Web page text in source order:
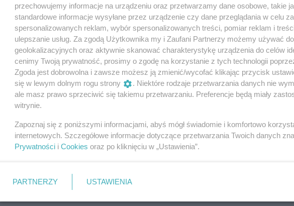
Krzysztofa Komedy
Olga Adamska
Adam Dzieciniak, Jacek Piotrowski, Adam Zych, Olga Adamska,
Filary
przechowujemy informacje na urządzeniu oraz przetwarzamy dane osobowe, takie
standardowe informacje wysyłane przez urządzenie czy dane przeglądania w celu
spersonalizowanych reklam, wybór spersonalizowanych treści, pomiar reklam i
ulepszanie usług. Za zgodą Użytkownika my i Zaufani Partnerzy możemy używać
geolokalizacyjnych oraz aktywnie skanować charakterystykę urządzenia do celów
cenimy Twoją prywatność, prosimy o zgodę na korzystanie z tych technologii
Zgoda jest dobrowolna i zawsze możesz ją zmienić/wycofać klikając przycisk
się w lewym dolnym rogu strony
. Niektóre rodzaje przetwarzania danych nie
ale masz prawo sprzeciwić się takiemu przetwarzaniu. Preferencje będą miały
witrynie.
Zapoznaj się z poniższymi informacjami, abyś mógł świadomie i komfortowo
internetowych. Szczegółowe informacje dotyczące przetwarzania Twoich danych
Prywatności i Cookies oraz po kliknięciu w „Ustawienia”.
PARTNERZY USTAWIENIA